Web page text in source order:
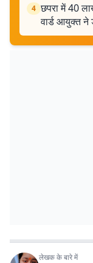
4 छपरा में 40
वार्ड आयुक्त ने
लेखक के बारे में